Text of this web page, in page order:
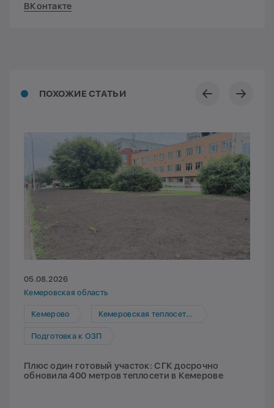
ВКонтакте
ПОХОЖИЕ СТАТЬИ
05.08.2026
Кемеровская область
Кемерово Кемеровская теплосетевая компания
Подготовка к ОЗП
Плюс один готовый участок: СГК досрочно
обновила 400 метров теплосети в Кемерове